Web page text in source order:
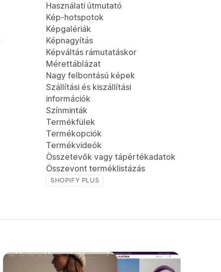
Használati útmutató
Kép-hotspotok
Képgalériák
Képnagyítás
Képváltás rámutatáskor
Mérettáblázat
Nagy felbontású képek
Szállítási és kiszállítási
információk
Színminták
Termékfülek
Termékopciók
Termékvideók
Összetevők vagy tápértékadatok
Összevont terméklistázás
SHOPIFY PLUS